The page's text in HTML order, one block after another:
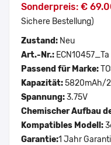
Sonderpreis: €
Sichere Bestellung)
Zustand: Neu
Art.-Nr.: ECN10457_Ta
Passend für Marke:
Kapazität:5820mAh/
Spannung:3.75V
Chemischer Aufbau
Kompatibles Modell:
Garantie:1 Jahr